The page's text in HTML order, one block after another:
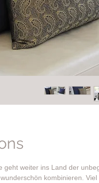
geht weiter ins Land der
kombinieren.